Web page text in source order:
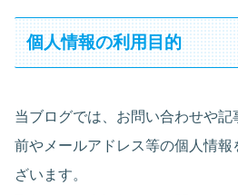
個人情報の利用目的
当ブログでは、お問い合わせや
前やメールアドレス等の個人情
ざいます。